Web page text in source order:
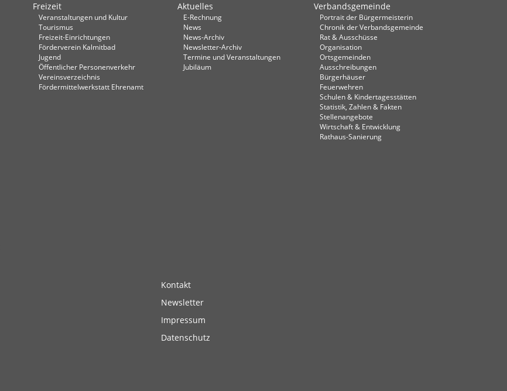
Freizeit
Veranstaltungen und Kultur
Tourismus
Freizeit-Einrichtungen
Förderverein Kalmitbad
Jugend
Öffentlicher Personenverkehr
Vereinsverzeichnis
Fördermittelwerkstatt Ehrenamt
Aktuelles
E-Rechnung
News
News-Archiv
Newsletter-Archiv
Termine und Veranstaltungen
Jubiläum
Verbandsgemeinde
Portrait der Bürgermeisterin
Chronik der Verbandsgemeinde
Rat & Ausschüsse
Organisation
Ortsgemeinden
Ausschreibungen
Bürgerhäuser
Feuerwehren
Schulen & Kindertagesstätten
Statistik, Zahlen & Fakten
Stellenangebote
Wirtschaft & Entwicklung
Rathaus-Sanierung
Kontakt
Newsletter
Impressum
Datenschutz